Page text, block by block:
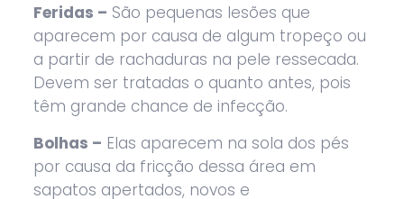
Feridas – São pequenas lesões que
aparecem por causa de algum tropeço ou
a partir de rachaduras na pele ressecada.
Devem ser tratadas o quanto antes, pois
têm grande chance de infecção.
Bolhas – Elas aparecem na sola dos pés
por causa da fricção dessa área em
sapatos apertados, novos e